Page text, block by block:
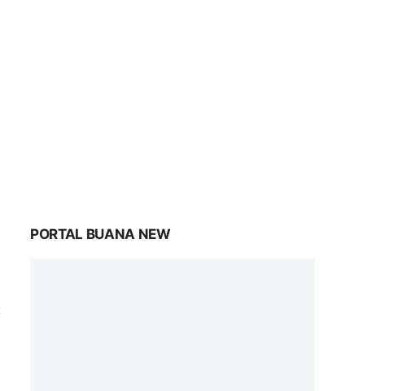
PORTAL BUANA NEW